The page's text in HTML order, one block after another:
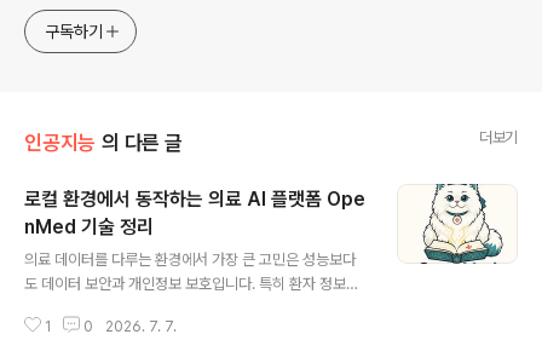
구독하기
인공지능 의 다른 글 더보기
로컬 환경에서 동작하는 의료 AI 플랫폼 Ope
nMed 기술 정리
의료 데이터를 다루는 환경에서 가장 큰 고민은 성능보다
도 데이터 보안과 개인정보 보호입니다. 특히 환자 정보가
됩니다.이 글에서는 클라우드를 전혀 사용하지 않고, 의료
1 0 2026. 7. 7.